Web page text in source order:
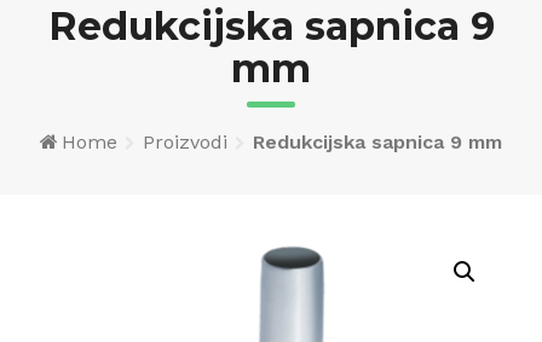
Redukcijska sapnica 9
mm
Home Proizvodi Redukcijska sapnica 9 mm